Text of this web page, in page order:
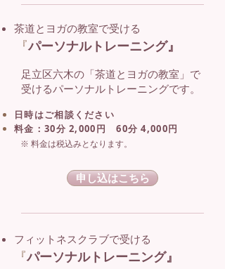
茶道とヨガの教室で受ける
『パーソナルトレーニング』
足立区六木の「茶道とヨガの教室」で
受けるパーソナルトレーニングです。
日時はご相談ください
料金：30分 2,000円 60分 4,000円
※ 料金は税込みとなります。
申し込はこちら
フィットネスクラブで受ける
『パーソナルトレーニング』